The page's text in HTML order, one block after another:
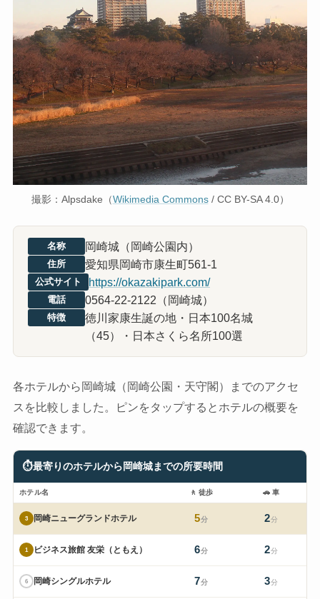
撮影：Alpsdake（Wikimedia Commons/ CC BY-SA 4.0）
名称 岡崎城（岡崎公園内）
住所 愛知県岡崎市康生町561-1
公式サイト https://okazakipark.com/
電話 0564-22-2122（岡崎城）
特徴
徳川家康生誕の地・日本100名城
（45）・日本さくら名所100選
各ホテルから岡崎城（岡崎公園・天守閣）までのアクセ
スを比較しました。ピンをタップするとホテルの概要を
確認できます。
⏱最寄りのホテルから岡崎城までの所要時間
ホテル名 🚶 徒歩 🚗 車
3 岡崎ニューグランドホテル 5分 2分
1 ビジネス旅館 友栄（ともえ） 6分 2分
6 岡崎シングルホテル 7分 3分